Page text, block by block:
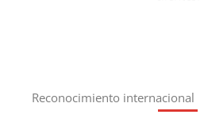
Reconocimiento internacional